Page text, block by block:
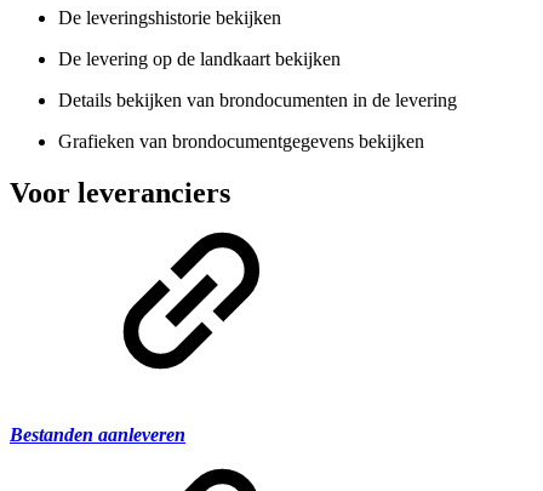
De leveringshistorie bekijken
De levering op de landkaart bekijken
Details bekijken van brondocumenten in de levering
Grafieken van brondocumentgegevens bekijken
Voor leveranciers
Bestanden aanleveren